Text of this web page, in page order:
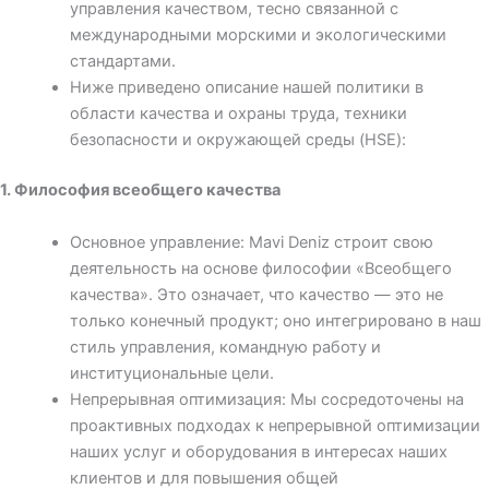
управления качеством, тесно связанной с
международными морскими и экологическими
стандартами.
Ниже приведено описание нашей политики в
области качества и охраны труда, техники
безопасности и окружающей среды (HSE):
1. Философия всеобщего качества
Основное управление: Mavi Deniz строит свою
деятельность на основе философии «Всеобщего
качества». Это означает, что качество — это не
только конечный продукт; оно интегрировано в наш
стиль управления, командную работу и
институциональные цели.
Непрерывная оптимизация: Мы сосредоточены на
проактивных подходах к непрерывной оптимизации
наших услуг и оборудования в интересах наших
клиентов и для повышения общей